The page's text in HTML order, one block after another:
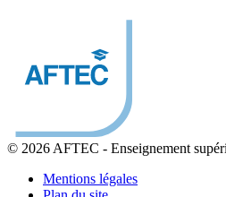
© 2026 AFTEC - Enseignement
Mentions légales